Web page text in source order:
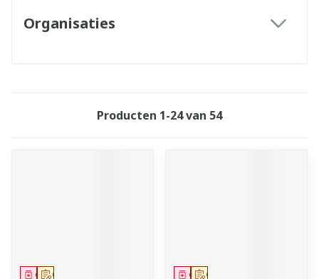
Organisaties
Producten 1-24van 54
Op voorschrift
Geneesmiddel Op voorschrift
Geneesmiddel